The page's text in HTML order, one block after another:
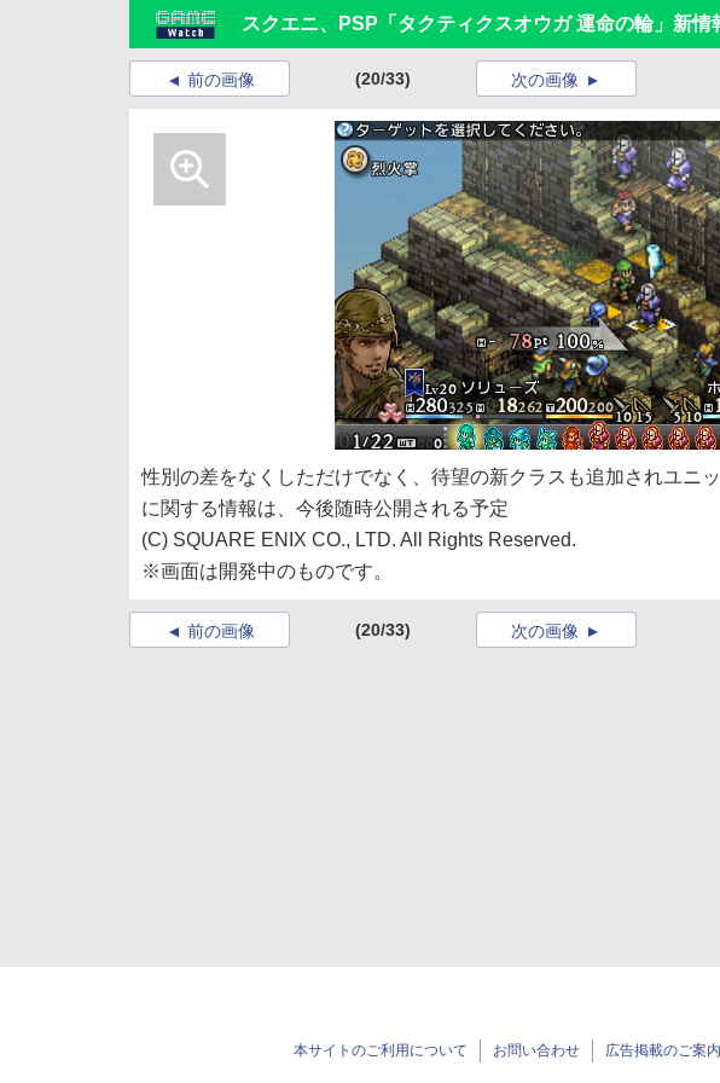
スクエニ、PSP「タクティクスオウガ 運命の輪」新情
前の画像 (20/33) 次の画像
性別の差をなくしただけでなく、待望の新クラスも追加されユニ
に関する情報は、今後随時公開される予定
(C) SQUARE ENIX CO., LTD. All Rights Reserved.
※画面は開発中のものです。
前の画像 (20/33) 次の画像
本サイトのご利用について お問い合わせ 広告掲載のご案内